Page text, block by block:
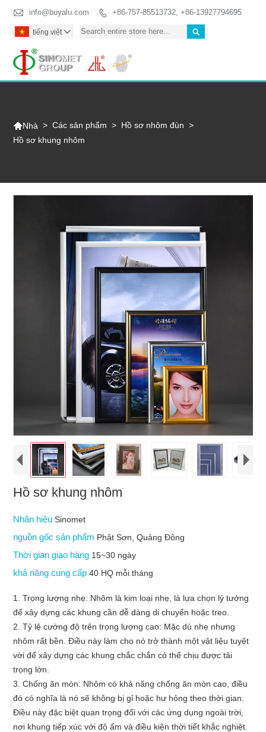
 info@buyalu.com  +86-757-85513732, +86-13927794695

tiếng việt 
Nhà > Các sản phẩm > Hồ sơ nhôm đùn >
Hồ sơ khung nhôm
Hồ sơ khung nhôm
Nhãn hiệuSinomet
nguồn gốc sản phẩm Phật Sơn, Quảng Đông
Thời gian giao hàng 15~30 ngày
khả năng cung cấp40 HQ mỗi tháng
1. Trọng lượng nhẹ: Nhôm là kim loại nhẹ, là lựa chọn lý tưởng
để xây dựng các khung cần dễ dàng di chuyển hoặc treo.
2. Tỷ lệ cường độ trên trọng lượng cao: Mặc dù nhẹ nhưng
nhôm rất bền. Điều này làm cho nó trở thành một vật liệu tuyệt
vời để xây dựng các khung chắc chắn có thể chịu được tải
trọng lớn.
3. Chống ăn mòn: Nhôm có khả năng chống ăn mòn cao, điều
đó có nghĩa là nó sẽ không bị gỉ hoặc hư hỏng theo thời gian.
Điều này đặc biệt quan trọng đối với các ứng dụng ngoài trời,
nơi khung tiếp xúc với độ ẩm và điều kiện thời tiết khắc nghiệt.